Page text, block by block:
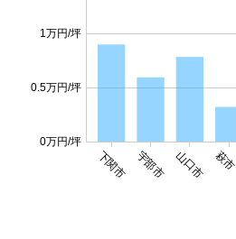
下関市 宇部市 山口市 萩市
0万円/坪
0.5万円/坪
1万円/坪